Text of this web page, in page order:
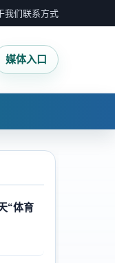
我们联系方式
媒体入口
“体育